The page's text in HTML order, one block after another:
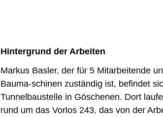
Hintergrund der Arbeiten
Markus Basler, der für 5 Mitarbeitende
Bauma-schinen zuständig ist, befindet
Tunnelbaustelle in Göschenen. Dort
rund um das Vorlos 243, das von der